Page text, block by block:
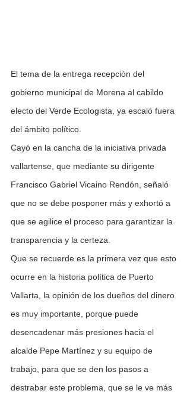
El tema de la entrega recepción del
gobierno municipal de Morena al cabildo
electo del Verde Ecologista, ya escaló fuera
del ámbito político.
Cayó en la cancha de la iniciativa privada
vallartense, que mediante su dirigente
Francisco Gabriel Vicaino Rendón, señaló
que no se debe posponer más y exhortó a
que se agilice el proceso para garantizar la
transparencia y la certeza.
Que se recuerde es la primera vez que esto
ocurre en la historia política de Puerto
Vallarta, la opinión de los dueños del dinero
es muy importante, porque puede
desencadenar más presiones hacia el
alcalde Pepe Martínez y su equipo de
trabajo, para que se den los pasos a
destrabar este problema, que se le ve más